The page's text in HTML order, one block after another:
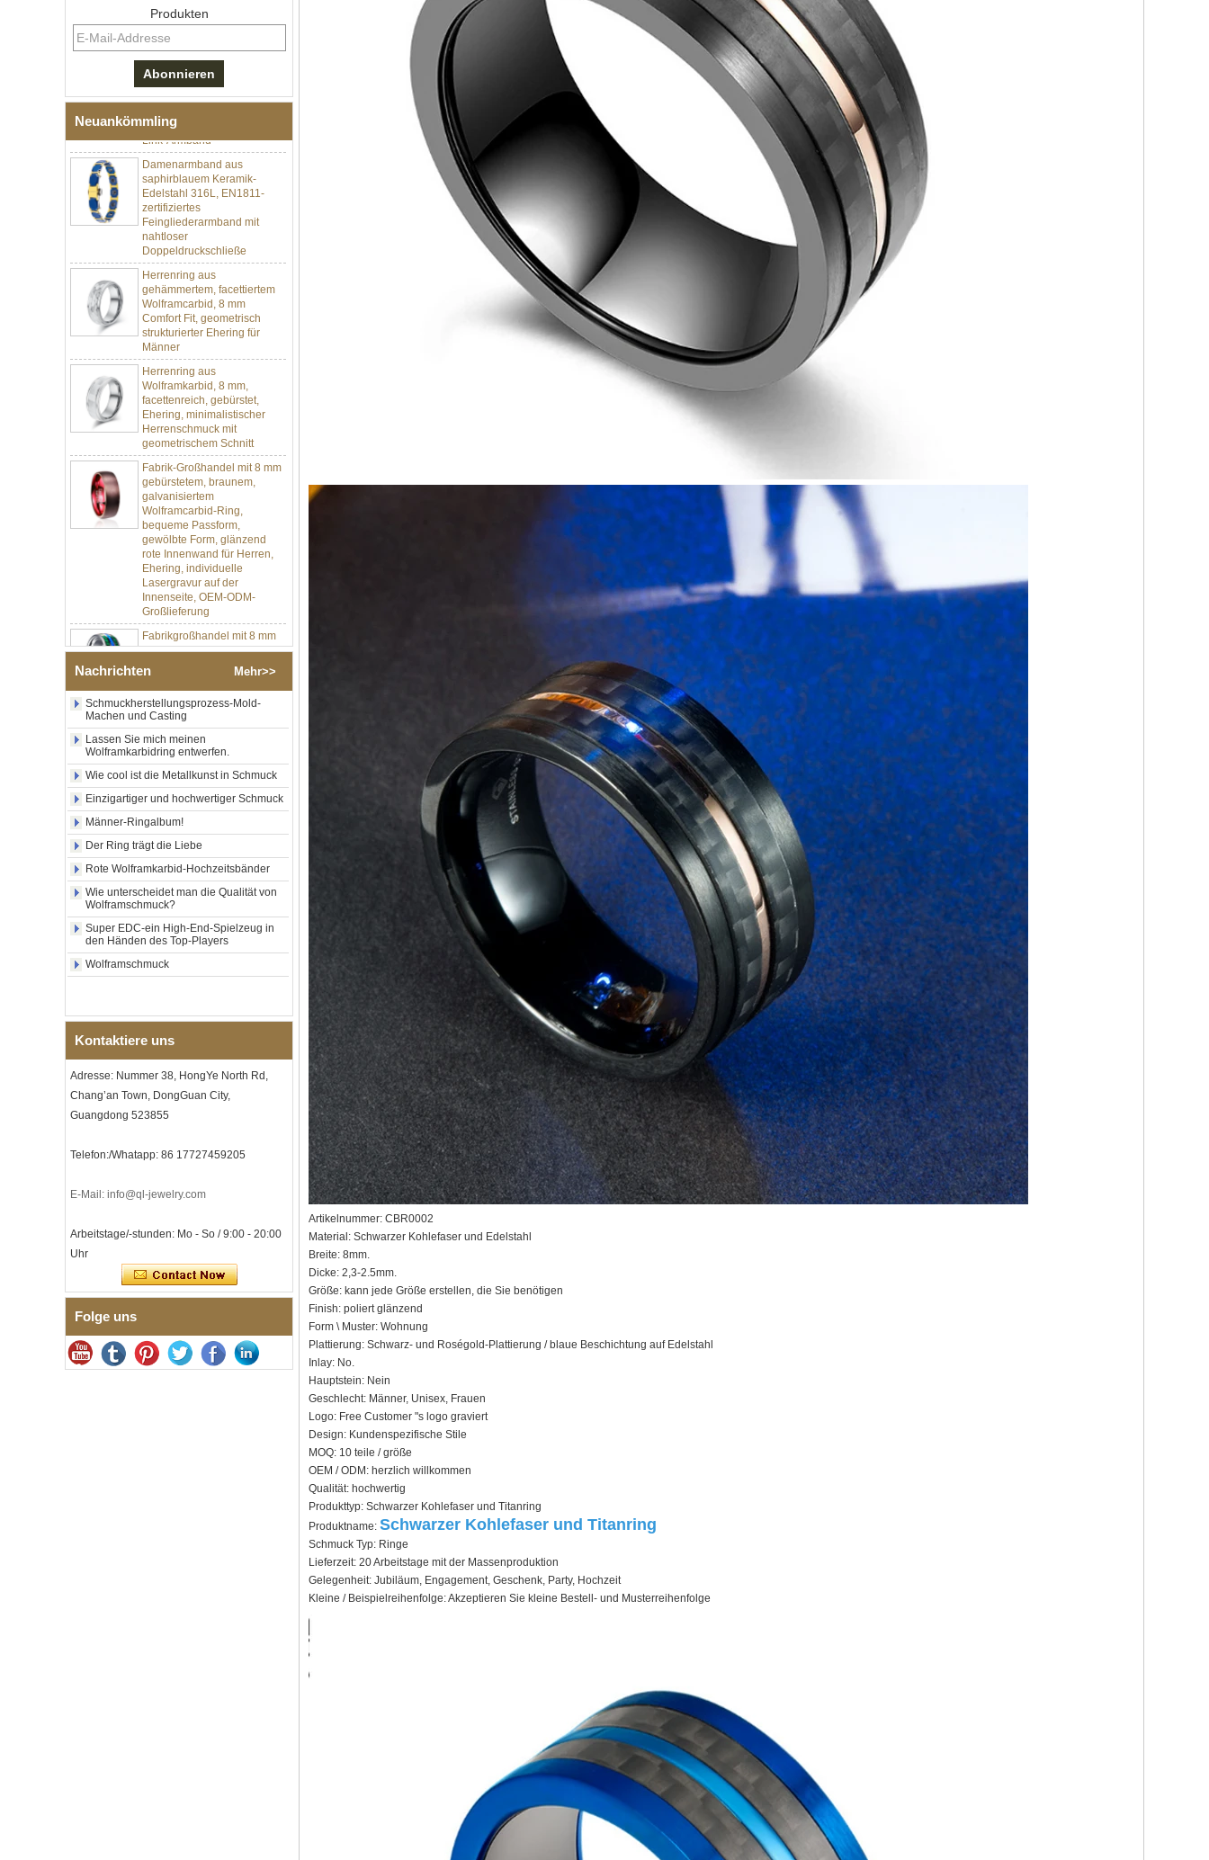
Produkten
Neuankömmling
Herren-I-Links-Armband aus
schwarzem Zirkonoxid-
Keramik-Edelstahl 304,
Faltschließe, eingebettetes
Magnet- und
Germaniumstein-Therapie-
Link-Armband
Damenarmband aus
saphirblauem Keramik-
Edelstahl 316L, EN1811-
zertifiziertes
Feingliederarmband mit
nahtloser
Doppeldruckschließe
Herrenring aus
gehämmertem, facettiertem
Wolframcarbid, 8 mm
Comfort Fit, geometrisch
strukturierter Ehering für
Männer
Herrenring aus
Wolframkarbid, 8 mm,
facettenreich, gebürstet,
Ehering, minimalistischer
Herrenschmuck mit
geometrischem Schnitt
Fabrik-Großhandel mit 8 mm
gebürstetem, braunem,
galvanisiertem
Wolframcarbid-Ring,
bequeme Passform,
gewölbte Form, glänzend
rote Innenwand für Herren,
Ehering, individuelle
Lasergravur auf der
Innenseite, OEM-ODM-
Großlieferung
Fabrikgroßhandel mit 8 mm
poliertem Silber-
Wolframkarbid-Ring,
zentraler Einlage aus
zerkleinertem blauem Opal
Ehering, individuelle innere
Lasergravur, OEM-ODM-
Großlieferung
Fabrikgroßhandel mit
schwarzem, poliertem,
quadratischem Siegelring
aus Wolframkarbid,
Holzeinlage mit Abalone-
Muschel-Kreuzmuster,
religiöser Statement-Ring für
Männer, individuelle
Innengravur, OEM-ODM-
Großlieferung
Fabrikgroßhandel mit 8 mm
roségoldenem,
galvanisiertem
Wolframcarbid-Ring, roter
Gitarrensaite und Crushed
kundenspezifische innere
Großlieferung
Herren-I-Links-Armband aus
schwarzem Zirkonoxid-
Keramik-Edelstahl 304,
316L-Doppeldruck-
Germaniumstein-Therapie-
Damenarmband aus
zertifiziertes
nahtloser
Doppeldruckschließe
Wolframcarbid, 8 mm
Comfort Fit, geometrisch
strukturierter Ehering für
Nachrichten Mehr>>
Schmuckherstellungsprozess-Mold-
Machen und Casting
Lassen Sie mich meinen
Wolframkarbidring entwerfen.
Wie cool ist die Metallkunst in Schmuck
Einzigartiger und hochwertiger Schmuck
Männer-Ringalbum!
Der Ring trägt die Liebe
Rote Wolframkarbid-Hochzeitsbänder
Wie unterscheidet man die Qualität von
Wolframschmuck?
Super EDC-ein High-End-Spielzeug in
den Händen des Top-Players
Wolframschmuck
Kontaktiere uns
Adresse: Nummer 38, HongYe North Rd,
Chang’an Town, DongGuan City,
Guangdong 523855
Telefon:/Whatapp: 86 17727459205
E-Mail: info@ql-jewelry.com
Arbeitstage/-stunden: Mo - So / 9:00 - 20:00
Uhr
Folge uns
Artikelnummer: CBR0002
Material: Schwarzer Kohlefaser und Edelstahl
Breite: 8mm.
Dicke: 2,3-2.5mm.
Größe: kann jede Größe erstellen, die Sie benötigen
Finish: poliert glänzend
Form \ Muster: Wohnung
Plattierung: Schwarz- und Roségold-Plattierung / blaue Beschichtung auf Edelstahl
Inlay: No.
Hauptstein: Nein
Geschlecht: Männer, Unisex, Frauen
Logo: Free Customer "s logo graviert
Design: Kundenspezifische Stile
MOQ: 10 teile / größe
OEM / ODM: herzlich willkommen
Qualität: hochwertig
Produkttyp: Schwarzer Kohlefaser und Titanring
Produktname: Schwarzer Kohlefaser und Titanring
Schmuck Typ: Ringe
Lieferzeit: 20 Arbeitstage mit der Massenproduktion
Gelegenheit: Jubiläum, Engagement, Geschenk, Party, Hochzeit
Kleine / Beispielreihenfolge: Akzeptieren Sie kleine Bestell- und Musterreihenfolge